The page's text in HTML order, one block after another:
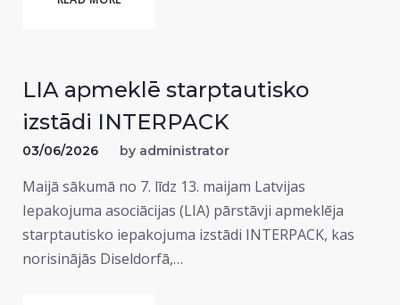
LIA apmeklē starptautisko
izstādi INTERPACK
03/06/2026 by administrator
Maijā sākumā no 7. līdz 13. maijam Latvijas
Iepakojuma asociācijas (LIA) pārstāvji apmeklēja
starptautisko iepakojuma izstādi INTERPACK, kas
norisinājās Diseldorfā,…